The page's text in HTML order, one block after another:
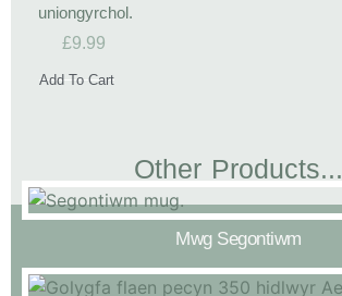
uniongyrchol.
£9.99
Add To Cart
Other Products...
Mwg Segontiwm